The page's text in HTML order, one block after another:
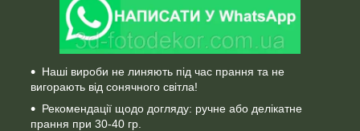
Наші вироби не линяють під час прання та не
вигорають від сонячного світла!
Рекомендації щодо догляду: ручне або делікатне
прання при 30-40 гр.